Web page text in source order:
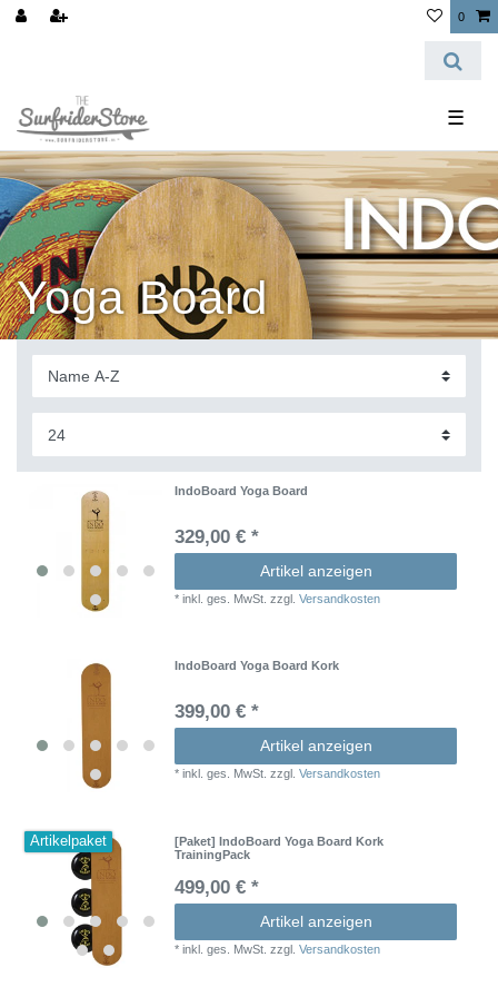
0
☰
Yoga Board
IndoBoard Yoga Board
329,00 € *
Artikel anzeigen
*inkl. ges. MwSt. zzgl.Versandkosten
IndoBoard Yoga Board Kork
399,00 € *
Artikel anzeigen
*inkl. ges. MwSt. zzgl.Versandkosten
Artikelpaket
[Paket] IndoBoard Yoga Board Kork
TrainingPack
499,00 € *
Artikel anzeigen
*inkl. ges. MwSt. zzgl.Versandkosten